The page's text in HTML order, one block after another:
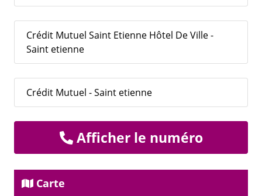
Crédit Mutuel Saint Etienne Hôtel De Ville -
Saint etienne
Crédit Mutuel - Saint etienne
Afficher le numéro
Carte